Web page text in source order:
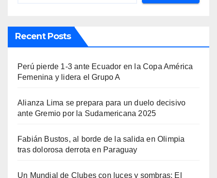
Recent Posts
Perú pierde 1-3 ante Ecuador en la Copa América
Femenina y lidera el Grupo A
Alianza Lima se prepara para un duelo decisivo
ante Gremio por la Sudamericana 2025
Fabián Bustos, al borde de la salida en Olimpia
tras dolorosa derrota en Paraguay
Un Mundial de Clubes con luces y sombras: El